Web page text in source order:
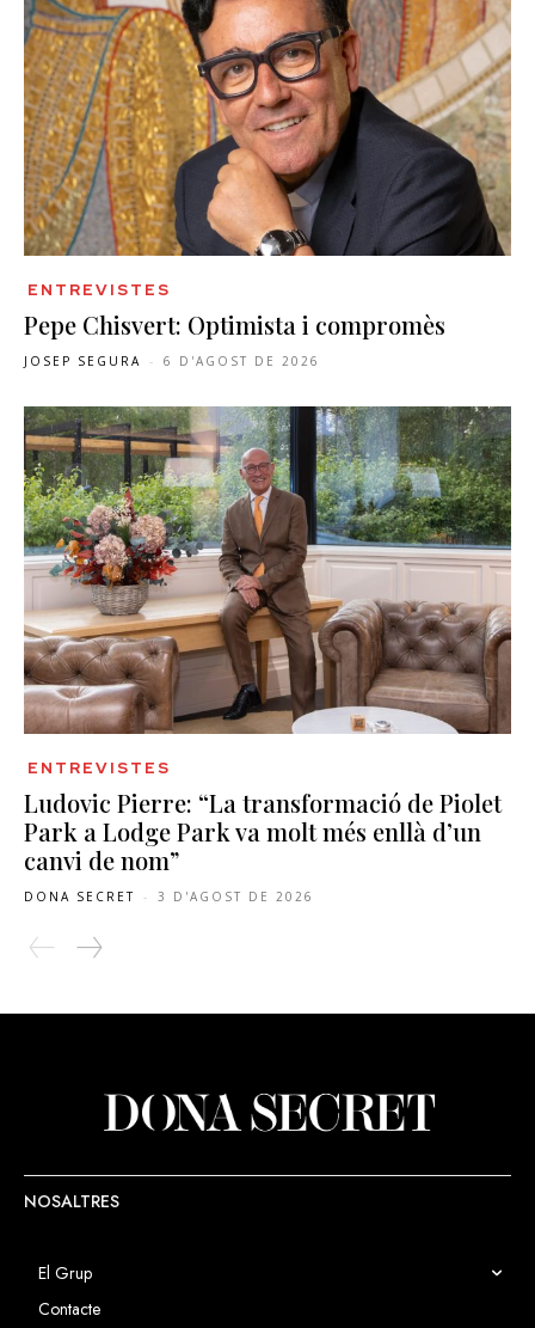
ENTREVISTES
Pepe Chisvert: Optimista i compromès
JOSEP SEGURA - 6 D'AGOST DE 2026
ENTREVISTES
Ludovic Pierre: “La transformació de Piolet
Park a Lodge Park va molt més enllà d’un
canvi de nom”
DONA SECRET - 3 D'AGOST DE 2026
NOSALTRES
El Grup
Contacte